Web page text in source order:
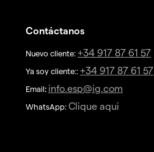
Contáctanos
Nuevo cliente: +34 917 87 61 57
Ya soy cliente:: +34 917 87 61 57
Email: info.esp@ig.com
WhatsApp: Clique aqui